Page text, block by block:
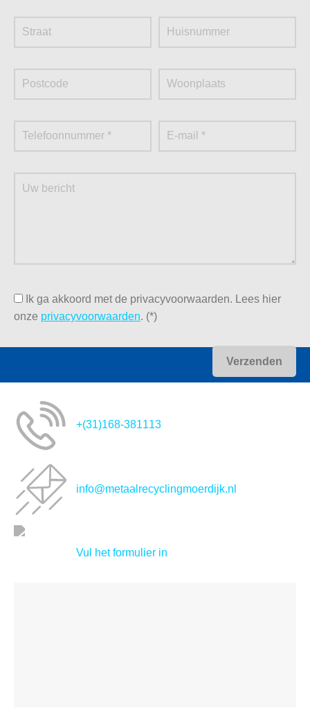
mogelijk gaat. Daarom zijn wij altijd bezig met het
Metaalrecycling Moerdijk bent u dan ook aan het juiste
terecht. Wilt u meer informatie over ons of heeft u nog
Ik ga akkoord met de privacyvoorwaarden. Lees hier
onze privacyvoorwaarden. (*)
+(31)168-381113
info@metaalrecyclingmoerdijk.nl
Vul het formulier in